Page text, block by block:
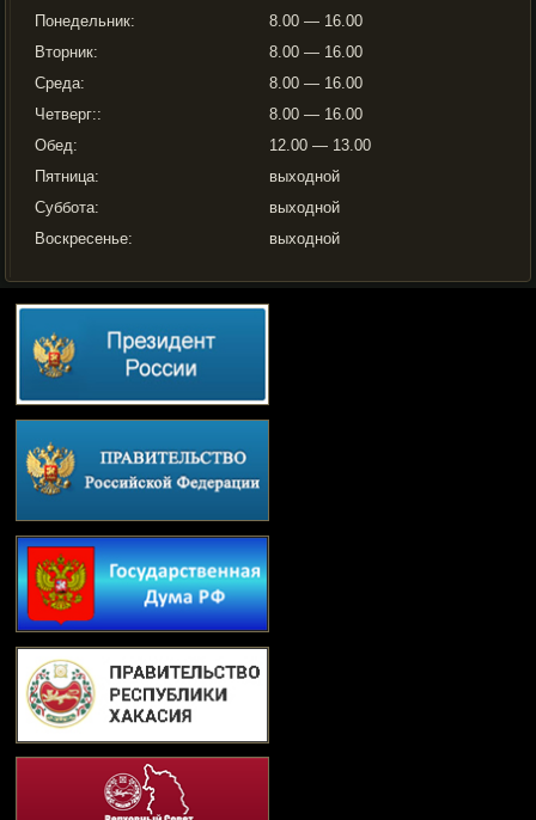
Понедельник:
8.00 — 16.00
Вторник:
8.00 — 16.00
Среда:
8.00 — 16.00
Четверг::
8.00 — 16.00
Обед:
12.00 — 13.00
Пятница:
выходной
Суббота:
выходной
Воскресенье:
выходной